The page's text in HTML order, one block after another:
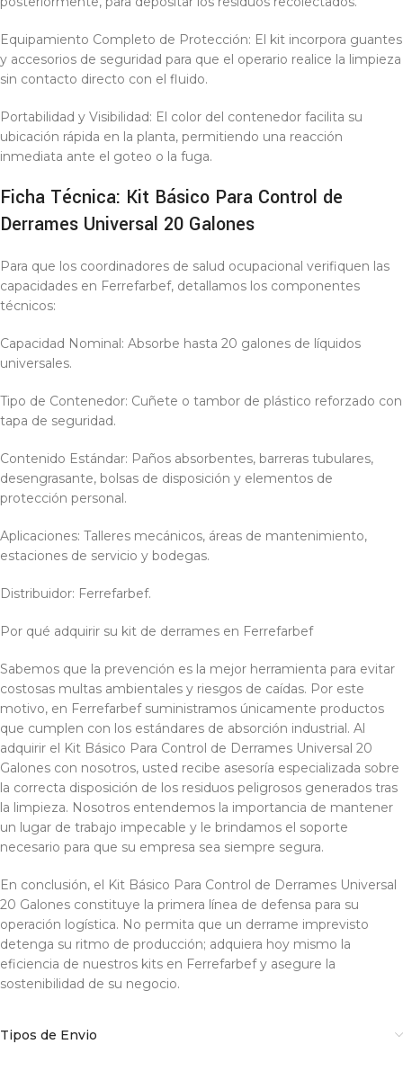
Equipamiento Completo de Protección: El kit incorpora guantes
y accesorios de seguridad para que el operario realice la limpieza
sin contacto directo con el fluido.
Portabilidad y Visibilidad: El color del contenedor facilita su
ubicación rápida en la planta, permitiendo una reacción
inmediata ante el goteo o la fuga.
Ficha Técnica: Kit Básico Para Control de
Derrames Universal 20 Galones
Para que los coordinadores de salud ocupacional verifiquen las
capacidades en Ferrefarbef, detallamos los componentes
técnicos:
Capacidad Nominal: Absorbe hasta 20 galones de líquidos
universales.
Tipo de Contenedor: Cuñete o tambor de plástico reforzado con
tapa de seguridad.
Contenido Estándar: Paños absorbentes, barreras tubulares,
desengrasante, bolsas de disposición y elementos de
protección personal.
Aplicaciones: Talleres mecánicos, áreas de mantenimiento,
estaciones de servicio y bodegas.
Distribuidor: Ferrefarbef.
Por qué adquirir su kit de derrames en Ferrefarbef
Sabemos que la prevención es la mejor herramienta para evitar
costosas multas ambientales y riesgos de caídas. Por este
motivo, en Ferrefarbef suministramos únicamente productos
que cumplen con los estándares de absorción industrial. Al
adquirir el Kit Básico Para Control de Derrames Universal 20
Galones con nosotros, usted recibe asesoría especializada sobre
la correcta disposición de los residuos peligrosos generados tras
la limpieza. Nosotros entendemos la importancia de mantener
un lugar de trabajo impecable y le brindamos el soporte
necesario para que su empresa sea siempre segura.
En conclusión, el Kit Básico Para Control de Derrames Universal
20 Galones constituye la primera línea de defensa para su
operación logística. No permita que un derrame imprevisto
detenga su ritmo de producción; adquiera hoy mismo la
eficiencia de nuestros kits en Ferrefarbef y asegure la
sostenibilidad de su negocio.
Tipos de Envio